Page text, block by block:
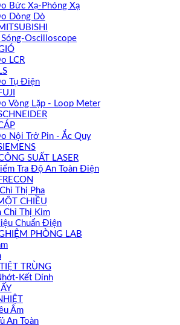
Bức Xạ-Phóng Xạ
Dòng Dò
Oscilloscope
LCR
Tụ Điện
Vòng Lặp - Loop Meter
Nội Trở Pin - Ắc Quy
SUẤT LASER
Tra Độ An Toàn Điện
Thị Pha
CHIỀU
Chỉ Thị Kim
Chuẩn Điện
PHÒNG LAB
TRÙNG
Kết Dính
Âm
An Toàn